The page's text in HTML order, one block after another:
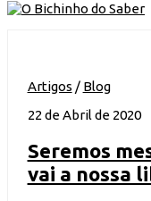
Artigos / Blog
22 de Abril de 2020
Seremos
vai a nossa